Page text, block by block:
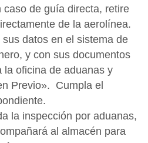
caso de guía directa, retire
de la aerolínea.
datos en el sistema de
y con sus documentos
la oficina de aduanas y
Previo». Cumpla el
la inspección por aduanas,
al almacén para